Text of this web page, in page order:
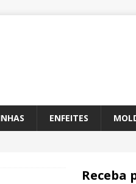
ENFEITES
Receba